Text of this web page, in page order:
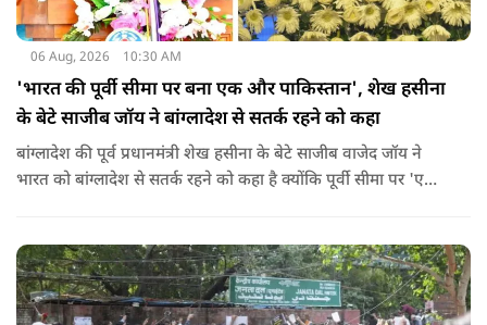
06 Aug, 2026 10:30 AM
'भारत की पूर्वी सीमा पर बना एक और पाकिस्तान', शेख हसीना
के बेटे साजीब जॉय ने बांग्लादेश से सतर्क रहने को कहा
बांग्लादेश की पूर्व प्रधानमंत्री शेख हसीना के बेटे साजीब वाजेद जॉय ने
भारत को बांग्लादेश से सतर्क रहने को कहा है क्योंकि पूर्वी सीमा पर 'एक
होना चाहिए.